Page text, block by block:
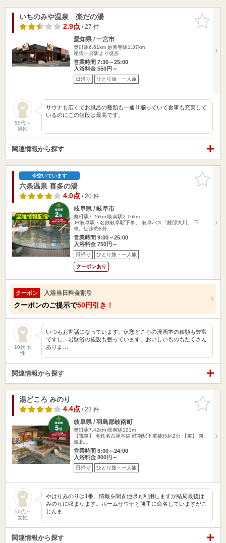
お気に入
りに追加
いちのみや温泉 楽だの湯
2.9点/ 27 件
愛知県 / 一宮市
奥町駅6.61km 妙興寺駅1.37km
尾張一宮駅より徒歩
営業時間 7:30～25:00
入浴料金 550円～
日帰り ひとり旅・一人旅
50代～
男性
サウナも広くてお風呂の種類も一通り揃っていて食事も充実して
いるのにこの値段は最高です。
関連情報から探す
お気に入
りに追加
今空いています
六条温泉 喜多の湯
4.0点/ 20 件
岐阜県 / 岐阜市
奥町駅7.26km 岐南駅2.16km
JR岐阜駅・名鉄岐阜駅下車。 岐阜バス「茜部大川」 下
車。徒歩約8分…
営業時間 9:00～25:00
入浴料金 750円～
日帰り ひとり旅・一人旅
クーポンあり
クーポン 入浴当日料金割引
クーポンのご提示で50円引き！
10代 女
性
いつもお世話になっています。休憩どころの漫画本の種類も豊富
ですし、岩盤浴の施設も整っています。おいしいものもたくさん
ありま…
関連情報から探す
お気に入
りに追加
湯どころ みのり
4.4点/ 23 件
岐阜県 / 羽島郡岐南町
奥町駅7.42km 岐南駅121m
【電車】 名鉄名古屋本線 岐南駅下車徒歩約2分 【車】 東
海北…
営業時間 6:00～24:00
入浴料金 800円～
日帰り ひとり旅・一人旅
50代～
女性
やはりみのりは1番。情報を聞き他県も利用しますが結局最後は
みのりに収まります。ホームサウナと勝手に命名していますがこ
じんま…
関連情報から探す